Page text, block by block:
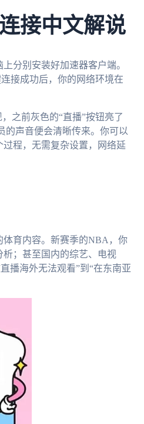
接中文解说
分别安装好加速器客户端。
接成功后，你的网络环境在
之前灰色的“直播”按钮亮了
的声音便会清晰传来。你可以
程，无需复杂设置，网络延
育内容。新赛季的NBA，你
；甚至国内的综艺、电视
播海外无法观看”到“在东南亚